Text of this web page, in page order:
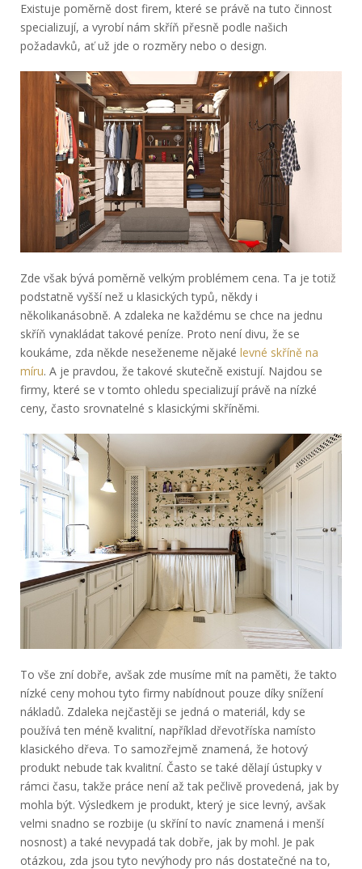
Existuje poměrně dost firem, které se právě na tuto činnost
specializují, a vyrobí nám skříň přesně podle našich
požadavků, ať už jde o rozměry nebo o design.
Zde však bývá poměrně velkým problémem cena. Ta je totiž
podstatně vyšší než u klasických typů, někdy i
několikanásobně. A zdaleka ne každému se chce na jednu
skříň vynakládat takové peníze. Proto není divu, že se
koukáme, zda někde neseženeme nějaké levné skříně na
míru. A je pravdou, že takové skutečně existují. Najdou se
firmy, které se v tomto ohledu specializují právě na nízké
ceny, často srovnatelné s klasickými skříněmi.
To vše zní dobře, avšak zde musíme mít na paměti, že takto
nízké ceny mohou tyto firmy nabídnout pouze díky snížení
nákladů. Zdaleka nejčastěji se jedná o materiál, kdy se
používá ten méně kvalitní, například dřevotříska namísto
klasického dřeva. To samozřejmě znamená, že hotový
produkt nebude tak kvalitní. Často se také dělají ústupky v
rámci času, takže práce není až tak pečlivě provedená, jak by
mohla být. Výsledkem je produkt, který je sice levný, avšak
velmi snadno se rozbije (u skříní to navíc znamená i menší
nosnost) a také nevypadá tak dobře, jak by mohl. Je pak
otázkou, zda jsou tyto nevýhody pro nás dostatečné na to,